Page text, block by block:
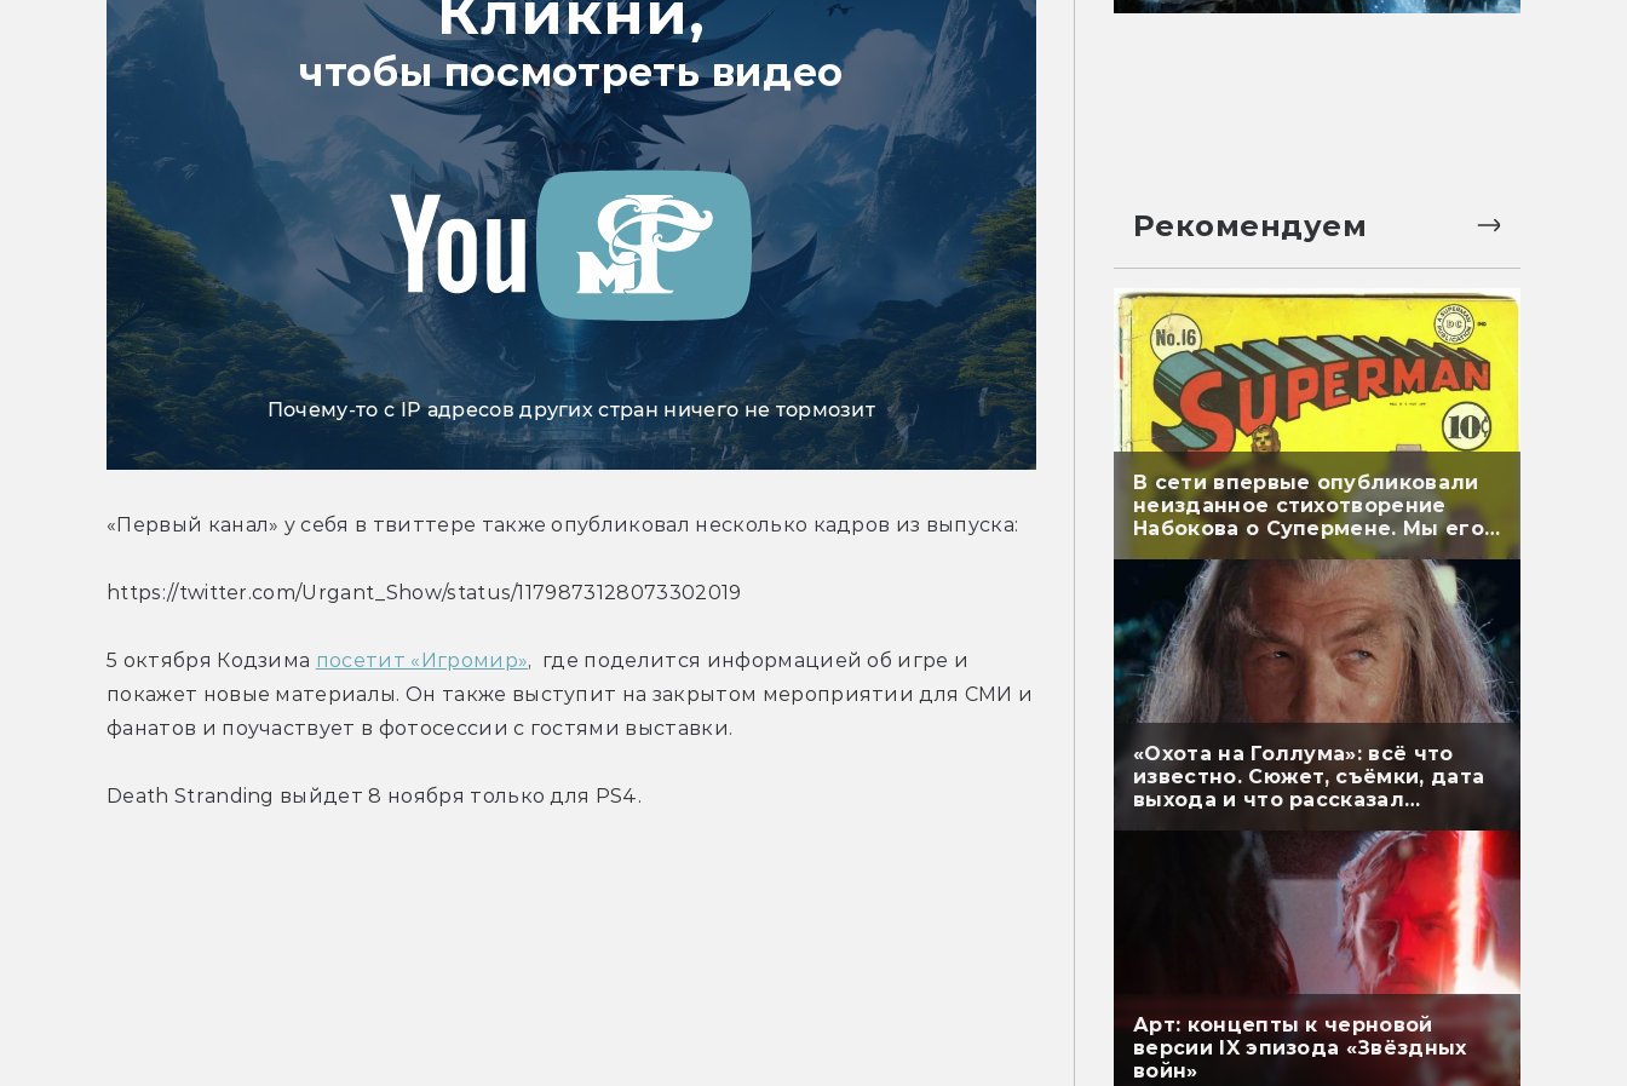
чтобы посмотреть видео
Почему-то с IP адресов других стран ничего не тормозит
«Первый канал» у себя в твиттере также опубликовал несколько кадров из выпуска:
https://twitter.com/Urgant_Show/status/1179873128073302019
5 октября Кодзима посетит «Игромир»,  где поделится информацией об игре и
покажет новые материалы. Он также выступит на закрытом мероприятии для СМИ и
фанатов и поучаствует в фотосессии с гостями выставки.
Death Stranding выйдет 8 ноября только для PS4.
Рекомендуем
В сети впервые опубликовали
неизданное стихотворение
Набокова о Супермене. Мы его
перевели
«Охота на Голлума»: всё что
известно. Сюжет, съёмки, дата
выхода и что рассказал
Арт: концепты к черновой
версии IX эпизода «Звёздных
войн»